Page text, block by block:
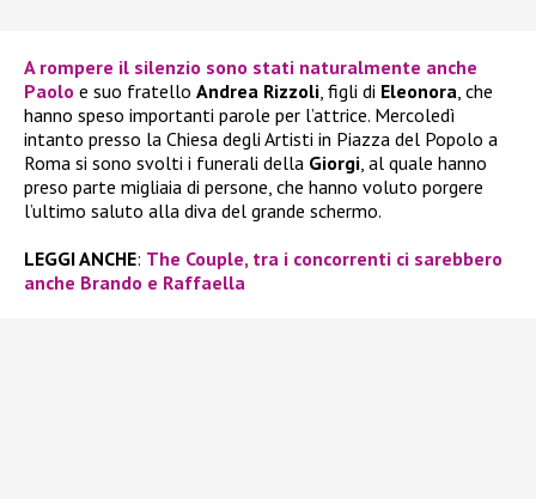
A rompere il silenzio sono stati naturalmente anche
Paolo e suo fratello Andrea Rizzoli, figli di Eleonora, che
hanno speso importanti parole per l’attrice. Mercoledì
intanto presso la Chiesa degli Artisti in Piazza del Popolo a
Roma si sono svolti i funerali della Giorgi, al quale hanno
preso parte migliaia di persone, che hanno voluto porgere
l’ultimo saluto alla diva del grande schermo.
LEGGI ANCHE: The Couple, tra i concorrenti ci sarebbero
anche Brando e Raffaella